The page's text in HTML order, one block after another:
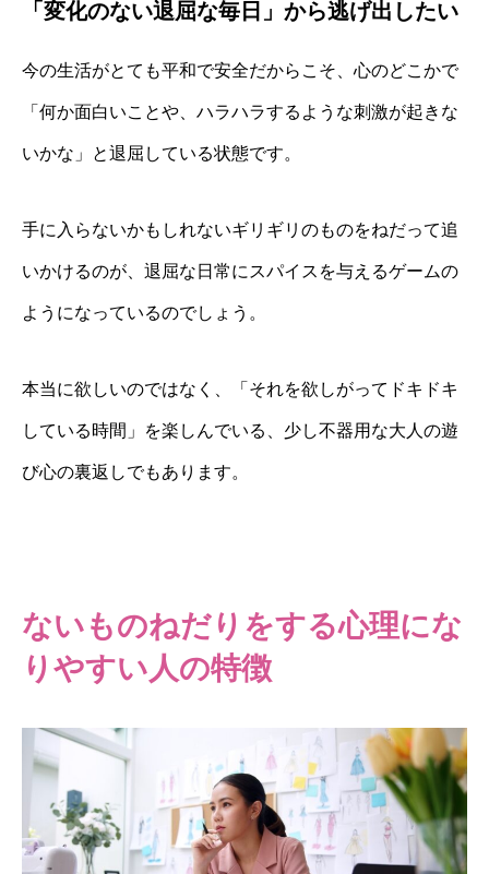
「変化のない退屈な毎日」から逃げ出したい
今の生活がとても平和で安全だからこそ、心のどこかで
「何か面白いことや、ハラハラするような刺激が起きな
いかな」と退屈している状態です。
手に入らないかもしれないギリギリのものをねだって追
いかけるのが、退屈な日常にスパイスを与えるゲームの
ようになっているのでしょう。
本当に欲しいのではなく、「それを欲しがってドキドキ
している時間」を楽しんでいる、少し不器用な大人の遊
び心の裏返しでもあります。
ないものねだりをする心理にな
りやすい人の特徴